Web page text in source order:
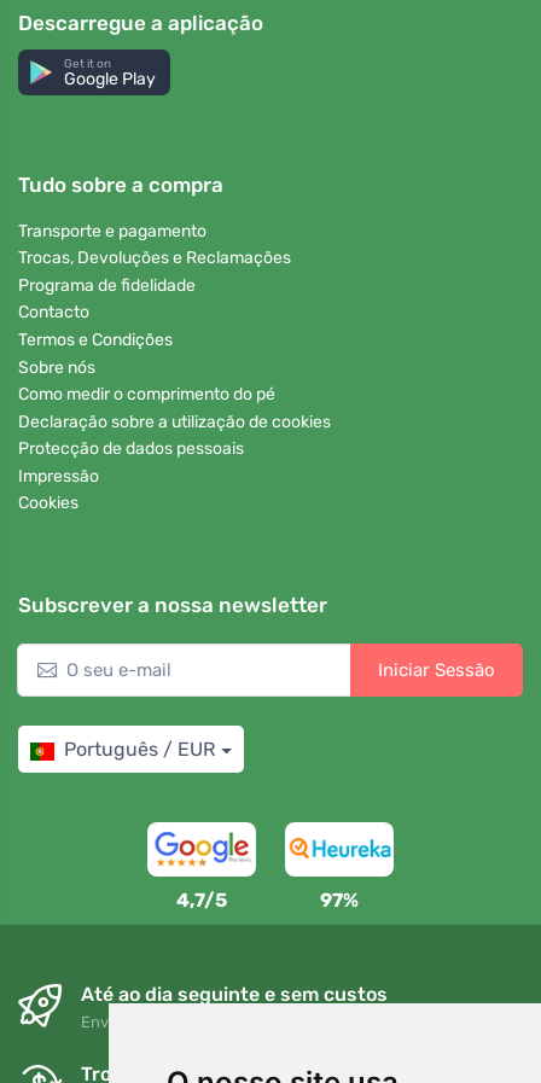
Descarregue a aplicação
Get it on
Google Play
Tudo sobre a compra
Transporte e pagamento
Trocas, Devoluções e Reclamações
Programa de fidelidade
Contacto
Termos e Condições
Sobre nós
Como medir o comprimento do pé
Declaração sobre a utilização de cookies
Protecção de dados pessoais
Impressão
Cookies
Subscrever a nossa newsletter
Iniciar Sessão
Português / EUR
4,7/5 97%
Até ao dia seguinte e sem custos
Envio gratuito para encomendas superiores a 80 EUR
Trocas e devoluções gratuitas